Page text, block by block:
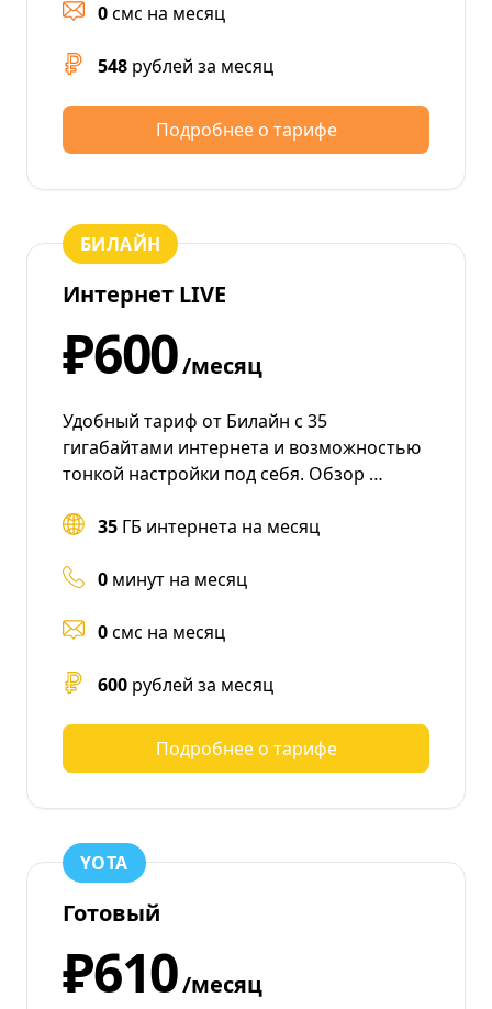
0смс на месяц
548 рублей за месяц
Подробнее о тарифе
БИЛАЙН
Интернет LIVE
₽600/месяц
Удобный тариф от Билайн с 35
гигабайтами интернета и возможностью
тонкой настройки под себя. Обзор …
35 ГБ интернета на месяц
0 минут на месяц
0смс на месяц
600 рублей за месяц
Подробнее о тарифе
YOTA
Готовый
₽610/месяц